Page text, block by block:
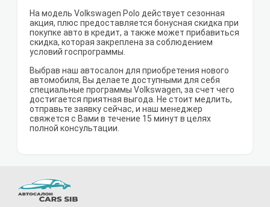
На модель Volkswagen Polo действует сезонная
акция, плюс предоставляется бонусная скидка при
покупке авто в кредит, а также может прибавиться
скидка, которая закреплена за соблюдением
условий госпрограммы.
Выбрав наш автосалон для приобретения нового
автомобиля, Вы делаете доступными для себя
специальные программы Volkswagen, за счет чего
достигается приятная выгода. Не стоит медлить,
отправьте заявку сейчас, и наш менеджер
свяжется с Вами в течение 15 минут в целях
полной консультации.